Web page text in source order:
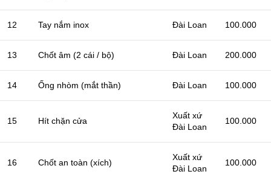
12 Tay nắm inox Đài Loan 100.000
13 Chốt âm (2 cái / bộ) Đài Loan 200.000
14 Ống nhòm (mắt thần) Đài Loan 100.000
15 Hít chặn cửa
Xuất xứ
Đài Loan
100.000
16 Chốt an toàn (xích)
Xuất xứ
Đài Loan
100.000